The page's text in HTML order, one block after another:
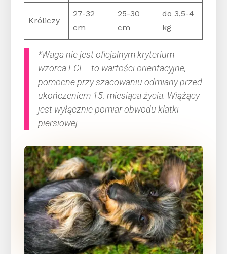
Króliczy
27-32
cm
25-30
cm
do 3,5-4
kg
*Waga nie jest oficjalnym kryterium
wzorca FCI – to wartości orientacyjne,
pomocne przy szacowaniu odmiany przed
ukończeniem 15. miesiąca życia. Wiążący
jest wyłącznie pomiar obwodu klatki
piersiowej.